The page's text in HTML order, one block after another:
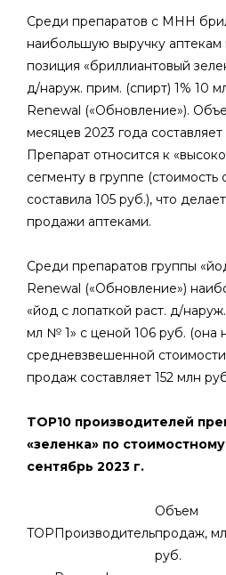
Среди препаратов с МНН
наибольшую выручку аптекам
позиция «бриллиантовый
д/наруж. прим. (спирт) 1% 10
Renewal («Обновление»).
месяцев 2023 года
Препарат относится к
сегменту в группе (стоимость
составила 105 руб.), что
продажи аптеками.
Среди препаратов группы
Renewal («Обновление»)
«йод с лопаткой раст. д/
мл № 1» с ценой 106 руб. (она
средневзвешенной
продаж составляет 152 млн
TOP10 производителей
«зеленка» по
сентябрь 2023 г.
TOPПроизводитель
Объем
продаж,
руб.